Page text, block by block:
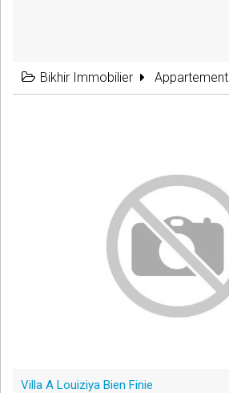
Bikhir Immobilier Appartement
Villa A Louiziya Bien Finie